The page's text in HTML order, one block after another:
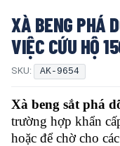
XÀ BENG PHÁ
VIỆC CỨU HỘ
SKU: AK-9654
Xà beng sắt phá
trường hợp khẩn
hoặc để chờ cho